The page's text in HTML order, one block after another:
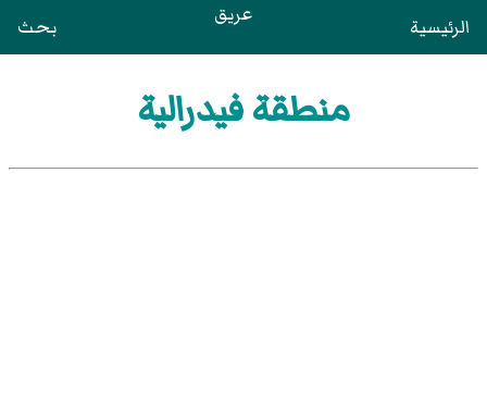
الرئيسية عريق بحث
منطقة فيدرالية